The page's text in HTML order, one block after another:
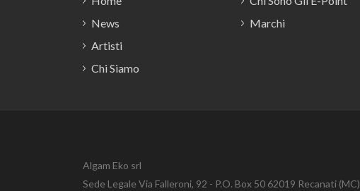
News
Artisti
Chi Siamo
Marchi
Algam Eko srl
Sede Legale Via Falleroni, 92 - P.O. Box 50 62019 Recanati (MC)